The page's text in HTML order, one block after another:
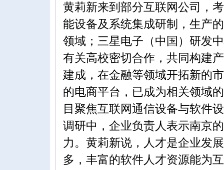
黄莉新来到部分互联网公司，
能设备及系统集成研制，生产
领域；三星电子（中国）研发
有关高校密切合作，共同构建
建成，在金融等领域开拓新的
的电商平台，已成为相关领域
目聚焦互联网通信设备与软件
调研中，企业负责人表示南京
力。黄莉新说，人才是企业发
多，丰富的软件人才资源能为